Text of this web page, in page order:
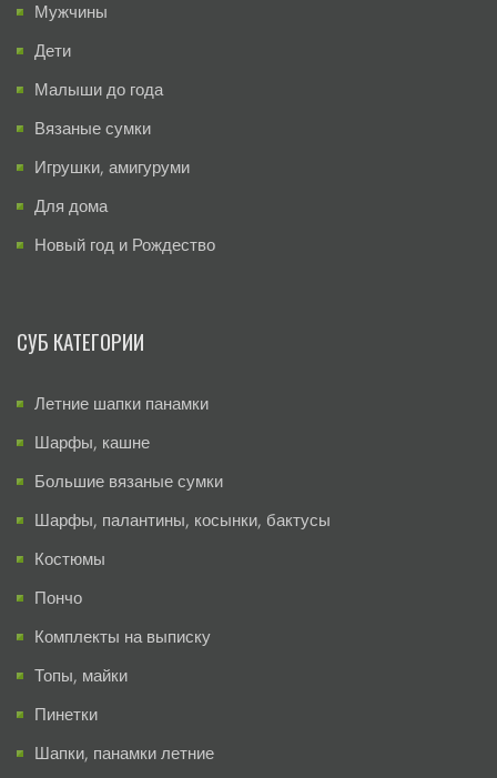
Мужчины
Дети
Малыши до года
Вязаные сумки
Игрушки, амигуруми
Для дома
Новый год и Рождество
СУБ КАТЕГОРИИ
Летние шапки панамки
Шарфы, кашне
Большие вязаные сумки
Шарфы, палантины, косынки, бактусы
Костюмы
Пончо
Комплекты на выписку
Топы, майки
Пинетки
Шапки, панамки летние